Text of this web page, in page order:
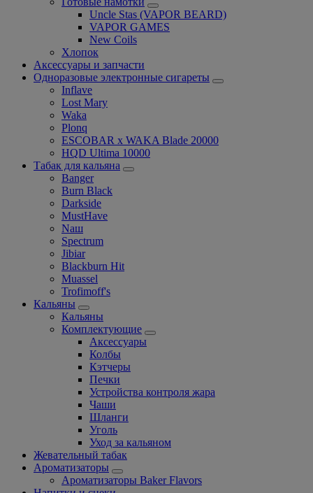
Uncle Stas (VAPOR BEARD)
VAPOR GAMES
New Coils
Хлопок
Аксессуары и запчасти
Одноразовые электронные сигареты
Inflave
Lost Mary
Waka
Plonq
ESCOBAR x WAKA Blade 20000
HQD Ultima 10000
Табак для кальяна
Banger
Burn Black
Darkside
MustHave
Nаш
Spectrum
Jibiar
Blackburn Hit
Muassel
Trofimoff's
Кальяны
Кальяны
Комплектующие
Аксессуары
Колбы
Кэтчеры
Печки
Устройства контроля жара
Чаши
Шланги
Уголь
Уход за кальяном
Жевательный табак
Ароматизаторы
Ароматизаторы Baker Flavors